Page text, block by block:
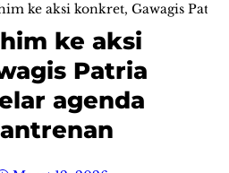
ke aksi konkret, Gawagis
ke aksi
Patria
agenda